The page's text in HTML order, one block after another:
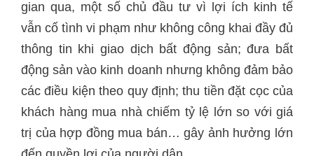
gian qua, một số chủ đầu tư vì lợi ích kinh tế
vẫn cố tình vi phạm như không công khai đầy đủ
thông tin khi giao dịch bất động sản; đưa bất
động sản vào kinh doanh nhưng không đảm bảo
các điều kiện theo quy định; thu tiền đặt cọc của
khách hàng mua nhà chiếm tỷ lệ lớn so với giá
trị của hợp đồng mua bán… gây ảnh hưởng lớn